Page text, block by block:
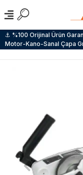
⚓ %100 Orijinal Ürün
Motor-Kano-Sanal Çapa